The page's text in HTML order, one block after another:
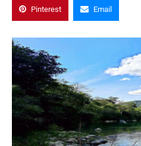
Pinterest Email